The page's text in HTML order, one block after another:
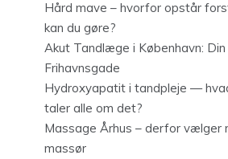
Hård mave – hvorfor opstår
kan du gøre?
Akut Tandlæge i København:
Frihavnsgade
Hydroxyapatit i tandpleje —
taler alle om det?
Massage Århus – derfor vælger
massør